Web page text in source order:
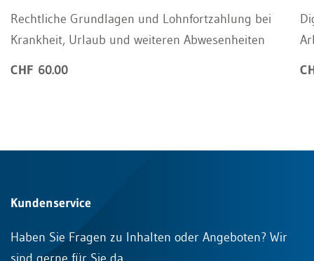
Rechtliche Grundlagen und Lohnfortzahlung bei
Krankheit, Urlaub und weiteren Abwesenheiten
CHF 60.00
Kundenservice
Haben Sie Fragen zu Inhalten oder Angeboten? Wir